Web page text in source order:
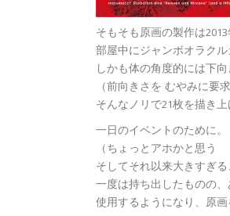
そもそも原画の製作は
部屋中にジャンボオラク
しかも体の角度的には下
（前向きさを むやみに要
そんなノリで21枚を描き上
一日のイベントのために。
（ちょっとアホかと思う
そしてそれ以来大きすぎ
一度は持ち出したものの
使用するようになり、原